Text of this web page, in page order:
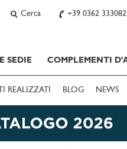
Cerca +39 0362 333082
SEDIE COMPLEMENTI
REALIZZATI BLOG NEWS